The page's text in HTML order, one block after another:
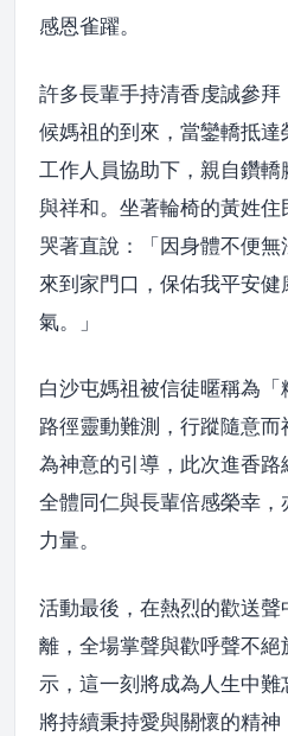
感恩雀躍。
許多長輩手持清香虔誠參
候媽祖的到來，當鑾轎抵
工作人員協助下，親自鑽
與祥和。坐著輪椅的黃姓住
哭著直說：「因身體不便
來到家門口，保佑我平安
氣。」
白沙屯媽祖被信徒暱稱為
路徑靈動難測，行蹤隨意
為神意的引導，此次進香
全體同仁與長輩倍感榮幸
力量。
活動最後，在熱烈的歡送聲
離，全場掌聲與歡呼聲不
示，這一刻將成為人生中
將持續秉持愛與關懷的精